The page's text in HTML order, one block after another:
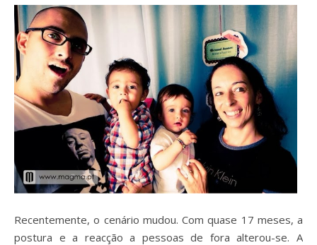
Recentemente, o cenário mudou. Com quase 17 meses, a
postura e a reacção a pessoas de fora alterou-se. A